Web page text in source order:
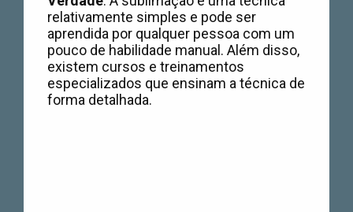
relativamente simples e pode ser
aprendida por qualquer pessoa com um
pouco de habilidade manual. Além disso,
existem cursos e treinamentos
especializados que ensinam a técnica de
forma detalhada.